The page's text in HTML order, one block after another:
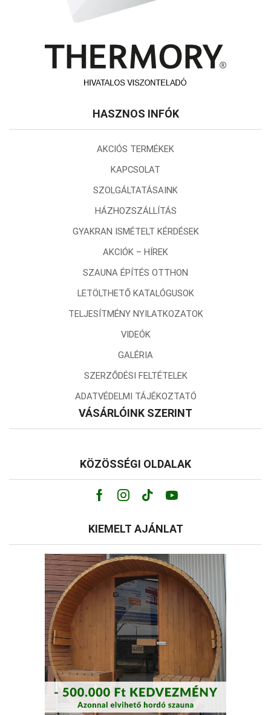
HASZNOS INFÓK
AKCIÓS TERMÉKEK
KAPCSOLAT
SZOLGÁLTATÁSAINK
HÁZHOZSZÁLLÍTÁS
GYAKRAN ISMÉTELT KÉRDÉSEK
AKCIÓK – HÍREK
SZAUNA ÉPÍTÉS OTTHON
LETÖLTHETŐ KATALÓGUSOK
TELJESÍTMÉNY NYILATKOZATOK
VIDEÓK
GALÉRIA
SZERZŐDÉSI FELTÉTELEK
ADATVÉDELMI TÁJÉKOZTATÓ
VÁSÁRLÓINK SZERINT
KÖZÖSSÉGI OLDALAK
Facebook
Instagram
Tik-
tok
Youtube
KIEMELT AJÁNLAT